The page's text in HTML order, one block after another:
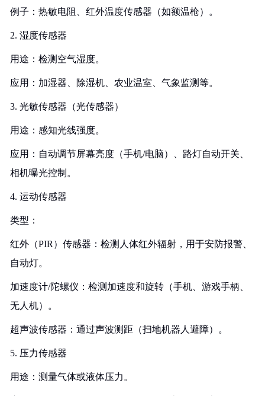
例子：热敏电阻、红外温度传感器（如额温枪）。
2. 湿度传感器
用途：检测空气湿度。
应用：加湿器、除湿机、农业温室、气象监测等。
3. 光敏传感器（光传感器）
用途：感知光线强度。
应用：自动调节屏幕亮度（手机/电脑）、路灯自动开关、
相机曝光控制。
4. 运动传感器
类型：
红外（PIR）传感器：检测人体红外辐射，用于安防报警、
自动灯。
加速度计/陀螺仪：检测加速度和旋转（手机、游戏手柄、
无人机）。
超声波传感器：通过声波测距（扫地机器人避障）。
5. 压力传感器
用途：测量气体或液体压力。